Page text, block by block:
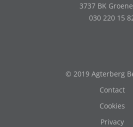
3737 BK
030 220 15
© 2019 Agterberg
Contact
Cookies
Privacy